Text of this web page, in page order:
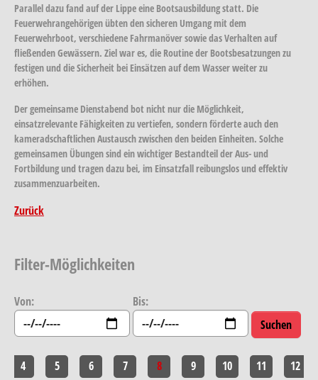
Parallel dazu fand auf der Lippe eine Bootsausbildung statt. Die
Feuerwehrangehörigen übten den sicheren Umgang mit dem
Feuerwehrboot, verschiedene Fahrmanöver sowie das Verhalten auf
fließenden Gewässern. Ziel war es, die Routine der Bootsbesatzungen zu
festigen und die Sicherheit bei Einsätzen auf dem Wasser weiter zu
erhöhen.
Der gemeinsame Dienstabend bot nicht nur die Möglichkeit,
einsatzrelevante Fähigkeiten zu vertiefen, sondern förderte auch den
kameradschaftlichen Austausch zwischen den beiden Einheiten. Solche
gemeinsamen Übungen sind ein wichtiger Bestandteil der Aus- und
Fortbildung und tragen dazu bei, im Einsatzfall reibungslos und effektiv
zusammenzuarbeiten.
Zurück
Filter-Möglichkeiten
Von: Bis:
4 5 6 7 8 9 10 11 12